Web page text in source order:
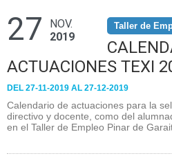
27
NOV.
2019
Taller de
ACTUACIONES TEXI
DEL 27-11-2019 AL 27-12-2019
Calendario de actuaciones para la
directivo y docente, como del
en el Taller de Empleo Pinar de